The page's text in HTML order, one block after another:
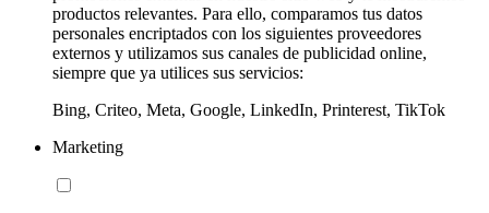
productos relevantes. Para ello, comparamos tus datos
personales encriptados con los siguientes proveedores
externos y utilizamos sus canales de publicidad online,
siempre que ya utilices sus servicios:
Bing, Criteo, Meta, Google, LinkedIn, Printerest, TikTok
Marketing